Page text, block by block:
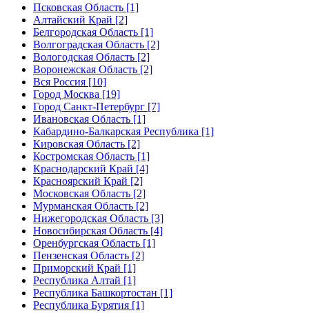
Псковская Область [1]
Алтайский Край [2]
Белгородская Область [1]
Волгоградская Область [2]
Вологодская Область [2]
Воронежская Область [2]
Вся Россия [10]
Город Москва [19]
Город Санкт-Петербург [7]
Ивановская Область [1]
Кабардино-Балкарская Республика [1]
Кировская Область [2]
Костромская Область [1]
Краснодарский Край [4]
Красноярский Край [2]
Московская Область [2]
Мурманская Область [2]
Нижегородская Область [3]
Новосибирская Область [4]
Оренбургская Область [1]
Пензенская Область [2]
Приморский Край [1]
Республика Алтай [1]
Республика Башкортостан [1]
Республика Бурятия [1]